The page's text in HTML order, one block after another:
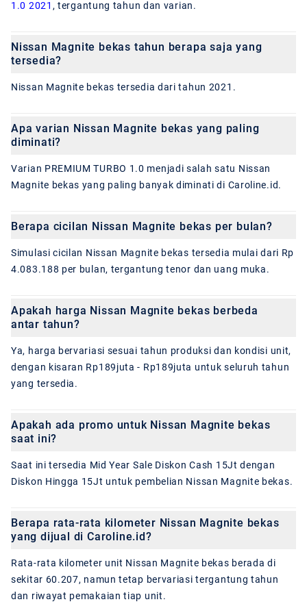
1.0 2021 , tergantung tahun dan varian.
Nissan Magnite bekas tahun berapa saja yang
tersedia?
Nissan Magnite bekas tersedia dari tahun 2021.
Apa varian Nissan Magnite bekas yang paling
diminati?
Varian PREMIUM TURBO 1.0 menjadi salah satu Nissan
Magnite bekas yang paling banyak diminati di Caroline.id.
Berapa cicilan Nissan Magnite bekas per bulan?
Simulasi cicilan Nissan Magnite bekas tersedia mulai dari Rp
4.083.188 per bulan, tergantung tenor dan uang muka.
Apakah harga Nissan Magnite bekas berbeda
antar tahun?
Ya, harga bervariasi sesuai tahun produksi dan kondisi unit,
dengan kisaran Rp189juta - Rp189juta untuk seluruh tahun
yang tersedia.
Apakah ada promo untuk Nissan Magnite bekas
saat ini?
Saat ini tersedia Mid Year Sale Diskon Cash 15Jt dengan
Diskon Hingga 15Jt untuk pembelian Nissan Magnite bekas.
Berapa rata-rata kilometer Nissan Magnite bekas
yang dijual di Caroline.id?
Rata-rata kilometer unit Nissan Magnite bekas berada di
sekitar 60.207, namun tetap bervariasi tergantung tahun
dan riwayat pemakaian tiap unit.